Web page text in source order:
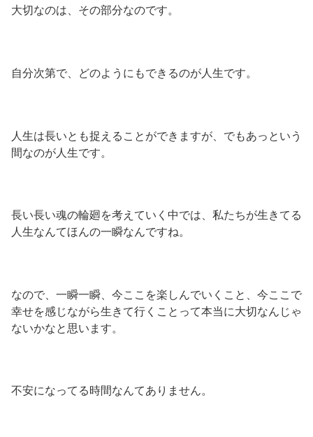
大切なのは、その部分なのです。
自分次第で、どのようにもできるのが人生です。
人生は長いとも捉えることができますが、でもあっという
間なのが人生です。
長い長い魂の輪廻を考えていく中では、私たちが生きてる
人生なんてほんの一瞬なんですね。
なので、一瞬一瞬、今ここを楽しんでいくこと、今ここで
幸せを感じながら生きて行くことって本当に大切なんじゃ
ないかなと思います。
不安になってる時間なんてありません。